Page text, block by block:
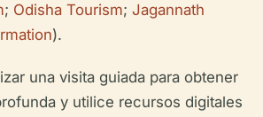
; Odisha Tourism; Jagannath
).
una visita guiada para obtener
y utilice recursos digitales